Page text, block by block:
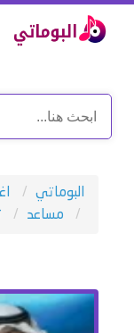
البوماتي
مساعد